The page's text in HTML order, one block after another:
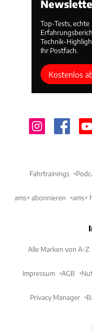
Top-Tests, echte
Technik-
Ihr Postfach.
Kostenlos
Fahrtrainings
ams+ abonnieren ams+
Alle Marken von A-Z
Impressum AGB
Privacy Manager